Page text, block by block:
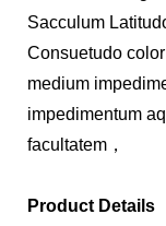
Sacculum
Consuetudo
medium
impedimentum
facultatem，
Product Details